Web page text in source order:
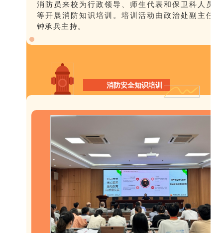
消防员来校为行政领导、师生代表和保卫科人员
等开展消防知识培训。培训活动由政治处副主任
钟承兵主持。
消防安全知识培训